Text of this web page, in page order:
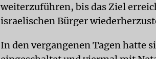
weiterzuführen, bis das Ziel
israelischen Bürger
In den vergangenen Tagen hatte